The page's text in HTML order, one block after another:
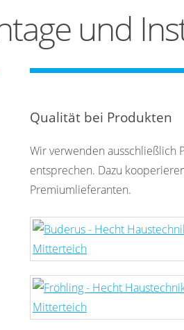
und
Qualität bei Produkten
Wir verwenden ausschließlich
entsprechen. Dazu
Premiumlieferanten.